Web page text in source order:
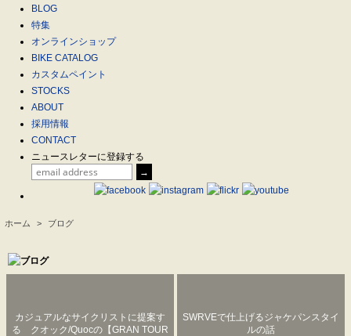
BLOG
特集
オンラインショップ
BIKE CATALOG
カスタムペイント
STOCKS
ABOUT
採用情報
CONTACT
ニュースレターに登録する
ホーム > ブログ
カジュアルなサイクリストに提案す
る クオック/Quocの【GRAN TOUR
SWRVEで仕上げるジャケパンスタイ
ルの話